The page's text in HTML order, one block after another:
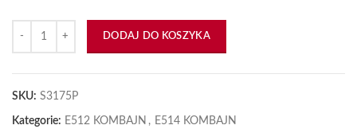
DODAJ DO KOSZYKA
SKU: S3175P
Kategorie: E512 KOMBAJN , E514 KOMBAJN